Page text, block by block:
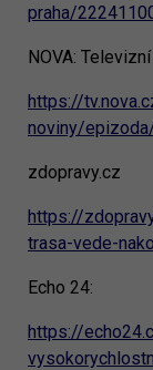
praha/
NOVA:
https://
noviny/
zdopravy.cz
https://
trasa-vede-
Echo 24:
https://